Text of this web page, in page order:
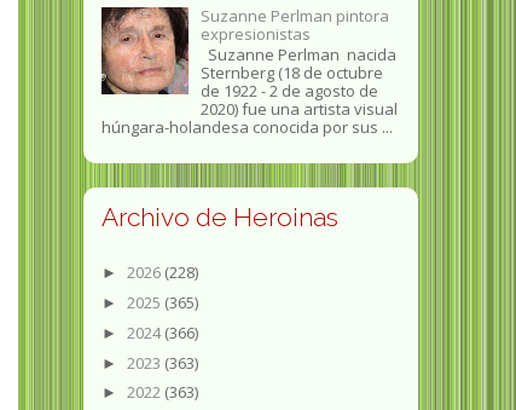
Suzanne Perlman pintora
expresionistas
Suzanne Perlman nacida
Sternberg (18 de octubre
de 1922 - 2 de agosto de
2020) fue una artista visual
húngara-holandesa conocida por sus ...
Archivo de Heroinas
► 2026 (228)
► 2025 (365)
► 2024(366)
► 2023 (363)
► 2022 (363)